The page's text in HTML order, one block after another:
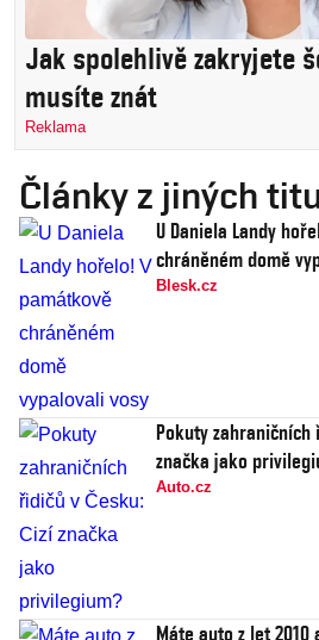
Jak spolehlivě zakryjete
musíte znát
Reklama
Články z jiných
U Daniela Landy
chráněném domě
Blesk.cz
Pokuty zahraničních
značka jako
Auto.cz
Máte auto z let 2010